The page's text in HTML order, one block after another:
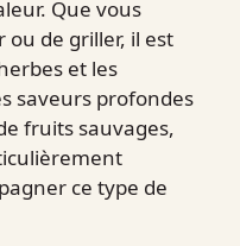
Que vous
ou de griller, il est
et les
saveurs profondes
fruits sauvages,
ce type de